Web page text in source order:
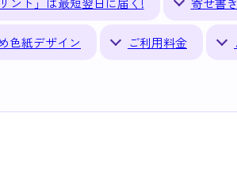
色紙デザイン ご利用料金